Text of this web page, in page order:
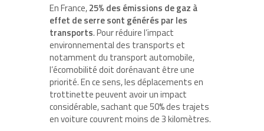
En France,25% des émissions de gaz à
effet de serre sont générés par les
transports. Pour réduire l’impact
environnemental des transports et
notamment du transport automobile,
l’écomobilité doit dorénavant être une
priorité. En ce sens, les déplacements en
trottinette peuvent avoir un impact
considérable, sachant que 50% des trajets
en voiture couvrent moins de 3 kilomètres.